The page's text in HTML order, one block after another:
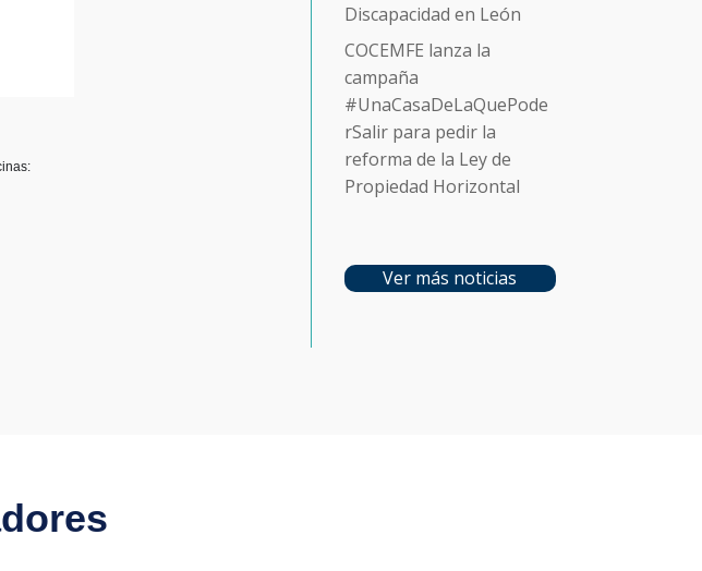
Discapacidad en León
COCEMFE lanza la
campaña
#UnaCasaDeLaQuePode
rSalir para pedir la
reforma de la Ley de
Propiedad Horizontal
Ver más noticias